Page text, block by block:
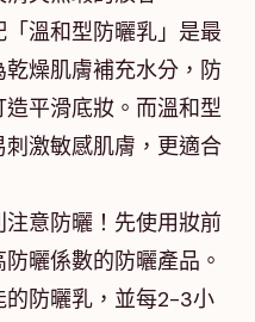
溫和型防曬乳」是最
燥肌膚補充水分，防
平滑底妝。而溫和型
激敏感肌膚，更適合
意防曬！先使用妝前
曬係數的防曬產品。
的防曬乳，並每2-3小